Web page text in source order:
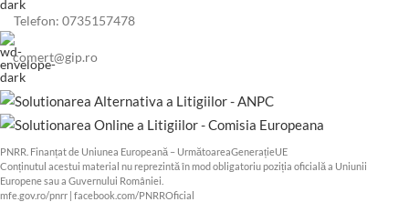
Telefon: 0735157478
comert@gip.ro
PNRR. Finanțat de Uniunea Europeană – UrmătoareaGenerațieUE
Conținutul acestui material nu reprezintă în mod obligatoriu poziția oficială a Uniunii
Europene sau a Guvernului României.
mfe.gov.ro/pnrr facebook.com/PNRROficial